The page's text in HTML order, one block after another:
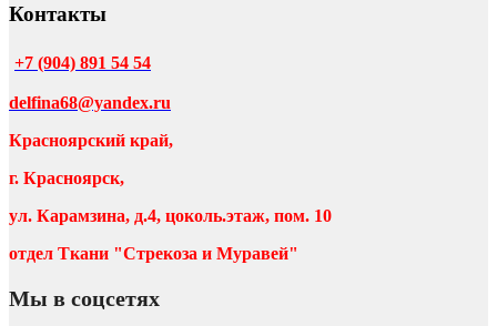
Контакты
+7 (904) 891 54 54
delfina68@yandex.ru
Красноярский край,
г. Красноярск,
ул. Карамзина, д.4, цоколь.этаж, пом. 10
отдел Ткани "Стрекоза и Муравей"
Мы в соцсетях